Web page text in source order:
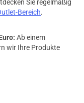
Sie regelmäßig
Bereich.
Ab einem
wir Ihre Produkte